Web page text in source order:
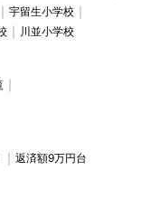
宇留生小学校
川並小学校
返済額9万円台